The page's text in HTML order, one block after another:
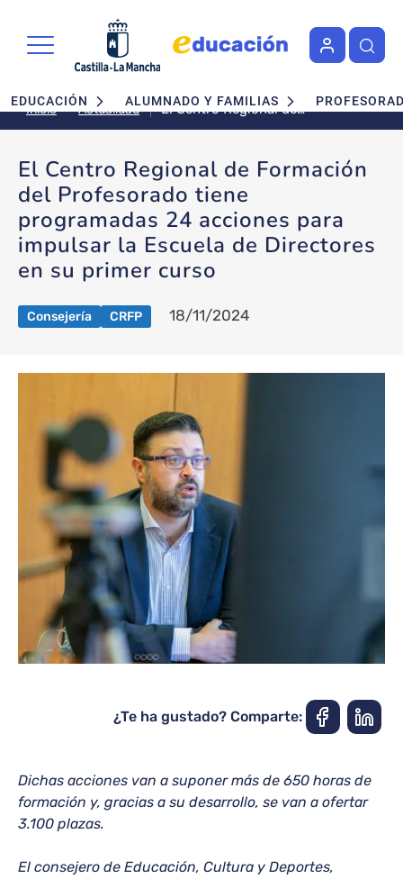
Navegación principal
EDUCACIÓN ALUMNADO Y FAMILIAS
Inicio Actualidad
El Centro Regional de
Formación del Profesorado
para impulsar la Escuela de
Directores en su primer curso
El Centro Regional de Formación
del Profesorado tiene
programadas 24 acciones para
impulsar la Escuela de Directores
en su primer curso
Consejería CRFP 18/11/2024
¿Te ha gustado? Comparte:
Dichas acciones van a suponer más de 650 horas de
formación y, gracias a su desarrollo, se van a ofertar
3.100 plazas.
El consejero de Educación, Cultura y Deportes,